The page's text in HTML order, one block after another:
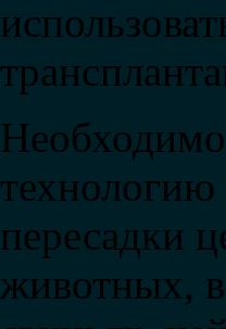
Необходимо
пересадки
животных,